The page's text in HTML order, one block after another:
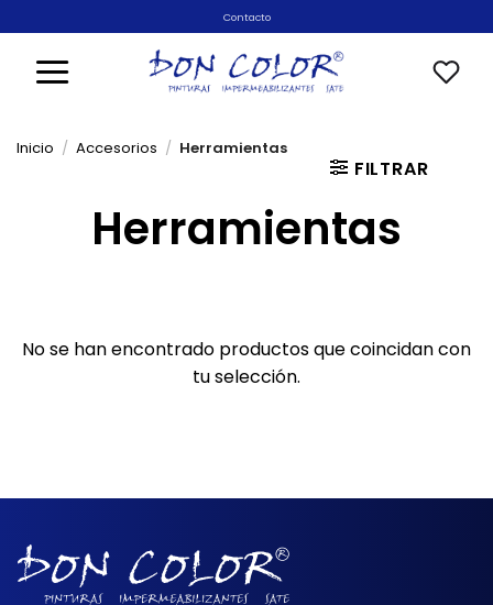
al
contenido
Contacto
Herramientas
Inicio / Accesorios / Herramientas
FILTRAR
No se han encontrado productos que coincidan con
tu selección.